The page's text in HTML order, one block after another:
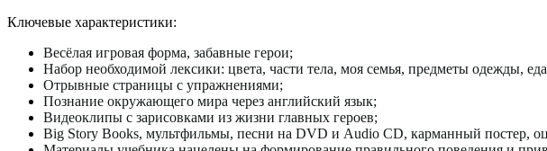
Ключевые характеристики:
Весёлая игровая форма, забавные герои;
Набор необходимой лексики: цвета, части тела, моя семья, предметы
Отрывные страницы с упражнениями;
Познание окружающего мира через английский язык;
Видеоклипы с зарисовками из жизни главных героев;
Big Story Books, мультфильмы, песни на DVD и Audio CD, карманный постер,